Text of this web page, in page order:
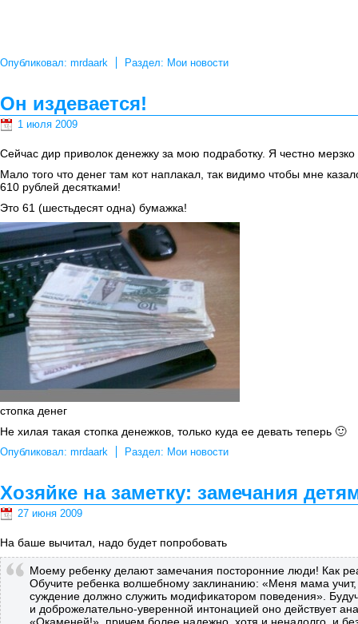
Опубликовал: mrdaark Раздел: Мои новости
Он издевается!
1 июля 2009
Сейчас дир приволок денежку за мою подработку. Я честно мерзко
Мало того что денег там кот наплакал, так видимо чтобы мне
610 рублей десятками!
Это 61 (шестьдесят одна) бумажка!
стопка денег
Не хилая такая стопка денежков, только куда ее девать теперь 🙂
Опубликовал: mrdaark Раздел: Мои новости
Хозяйке на заметку: замечания
27 июня 2009
На баше вычитал, надо будет попробовать
Моему ребенку делают замечания посторонние люди! Как
Обучите ребенка волшебному заклинанию: «Меня мама учит,
суждение должно служить модификатором поведения».
и доброжелательно-уверенной интонацией оно действует